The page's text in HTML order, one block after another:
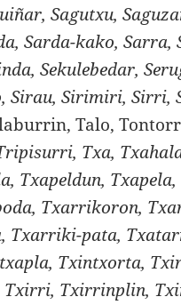
Sagutxu,
Sarda-kako, Sarra,
Sekulebedar,
Sirau, Sirimiri, Sirri,
Talo,
Txa,
Txapeldun,
Txarrikoron,
Txarriki-pata,
Txintxorta,
Txirrinplin,